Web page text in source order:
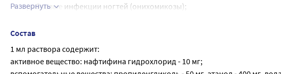
грибковые инфекции ногтей (онихомикозы);
отрубевидный лишай;
гиперкератозом, а также в зонах роста волос.
Развернуть
Состав
1 мл раствора содержит:
активное вещество: нафтифина гидрохлорид - 10 мг;